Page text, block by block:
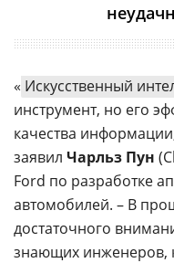
« Искусственный
инструмент, но его
качества
заявил Чарльз Пун
Ford по разработке
автомобилей. – В
достаточного
знающих инженеров,